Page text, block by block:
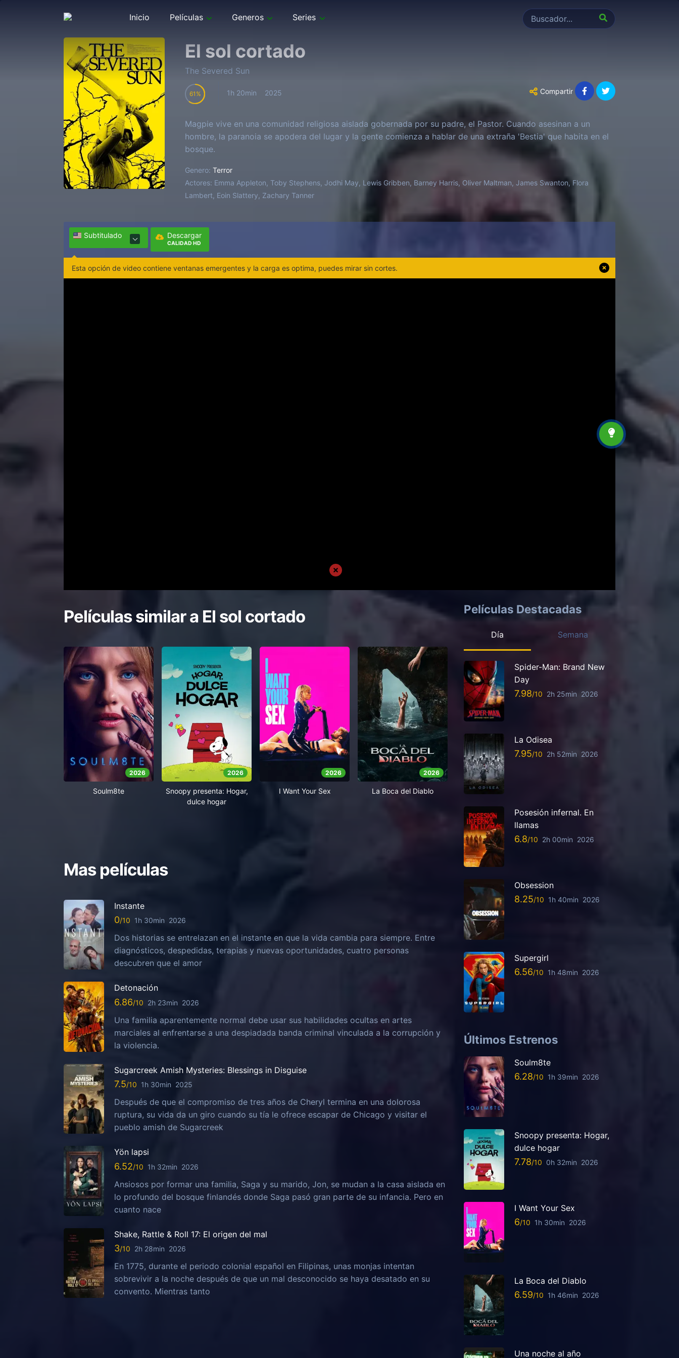
Inicio Películas Generos Series
El sol cortado
The Severed Sun
61 1h 20min 2025 Compartir
Magpie vive en una comunidad religiosa aislada gobernada por su padre, el Pastor. Cuando asesinan a un
hombre, la paranoia se apodera del lugar y la gente comienza a hablar de una extraña 'Bestia' que habita en el
bosque.
Genero: Terror
Actores: Emma Appleton, Toby Stephens, Jodhi May, Lewis Gribben, Barney Harris, Oliver Maltman, James Swanton, Flora
Lambert, Eoin Slattery, Zachary Tanner
Subtitulado Descargar
CALIDAD HD
Esta opción de video contiene ventanas emergentes y la carga es optima, puedes mirar sin cortes.
Películas similar a El sol cortado
2026
Soulm8te
2026
Snoopy presenta: Hogar,
dulce hogar
2026
I Want Your Sex
2026
La Boca del Diablo
Mas películas
Instante
0 1h 30min 2026
Dos historias se entrelazan en el instante en que la vida cambia para siempre. Entre
diagnósticos, despedidas, terapias y nuevas oportunidades, cuatro personas
descubren que el amor
Detonación
6.86 2h 23min 2026
Una familia aparentemente normal debe usar sus habilidades ocultas en artes
marciales al enfrentarse a una despiadada banda criminal vinculada a la corrupción y
la violencia.
Sugarcreek Amish Mysteries: Blessings in Disguise
7.5 1h 30min 2025
Después de que el compromiso de tres años de Cheryl termina en una dolorosa
ruptura, su vida da un giro cuando su tía le ofrece escapar de Chicago y visitar el
pueblo amish de Sugarcreek
Yön lapsi
6.52 1h 32min 2026
Ansiosos por formar una familia, Saga y su marido, Jon, se mudan a la casa aislada en
lo profundo del bosque finlandés donde Saga pasó gran parte de su infancia. Pero en
cuanto nace
Shake, Rattle & Roll 17: El origen del mal
3 2h 28min 2026
En 1775, durante el periodo colonial español en Filipinas, unas monjas intentan
sobrevivir a la noche después de que un mal desconocido se haya desatado en su
convento. Mientras tanto
Películas Destacadas
Día Semana
Spider-Man: Brand New
Day
7.98 2h 25min 2026
La Odisea
7.95 2h 52min 2026
Posesión infernal. En
llamas
6.8 2h 00min 2026
Obsession
8.25 1h 40min 2026
Supergirl
6.56 1h 48min 2026
Últimos Estrenos
Soulm8te
6.28 1h 39min 2026
Snoopy presenta: Hogar,
dulce hogar
7.78 0h 32min 2026
I Want Your Sex
6 1h 30min 2026
La Boca del Diablo
6.59 1h 46min 2026
Una noche al año